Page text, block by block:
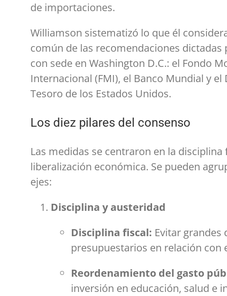
de importaciones.
Williamson sistematizó lo que él
común de las recomendaciones
con sede en Washington D.C.: el Fondo
Internacional (FMI), el Banco Mundial y
Tesoro de los Estados Unidos.
Los diez pilares del consenso
Las medidas se centraron en la disciplina
liberalización económica. Se pueden
ejes:
Disciplina y austeridad
Disciplina fiscal: Evitar grandes
presupuestarios en relación con
Reordenamiento del gasto
inversión en educación, salud e